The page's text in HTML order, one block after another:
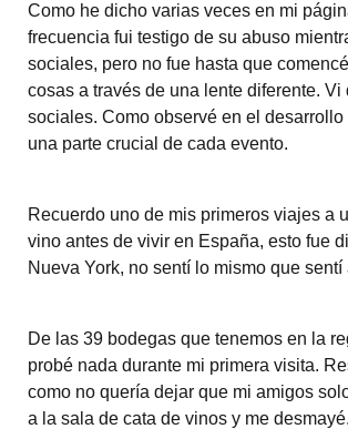
Como he dicho varias veces en mi
frecuencia fui testigo de su abuso
sociales, pero no fue hasta que
cosas a través de una lente diferente.
sociales. Como observé en el
una parte crucial de cada evento.
Recuerdo uno de mis primeros viajes a
vino antes de vivir en España, esto fue
Nueva York, no sentí lo mismo que sentí
De las 39 bodegas que tenemos en la
probé nada durante mi primera visita.
como no quería dejar que mi amigos
a la sala de cata de vinos y me